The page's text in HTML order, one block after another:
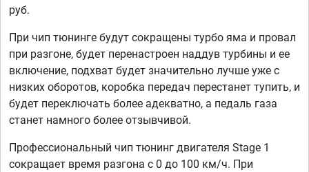
руб.
При чип тюнинге будут сокращены турбо яма и провал
при разгоне, будет перенастроен наддув турбины и ее
включение, подхват будет значительно лучше уже с
низких оборотов, коробка передач перестанет тупить, и
будет переключать более адекватно, а педаль газа
станет намного более отзывчивой.
Профессиональный чип тюнинг двигателя Stage 1
сокращает время разгона с 0 до 100 км/ч. При